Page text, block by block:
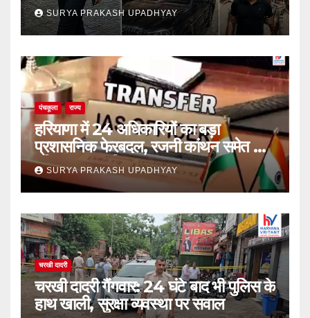
SURYA PRAKASH UPADHYAY
पंचकूला राज्य
हरियाणा में 24 अधिकारियों का बड़ा
प्रशासनिक फेरबदल, रजनी कांथन समेत कई
वरिष्ठ IAS शामिल
SURYA PRAKASH UPADHYAY
चरखी दादरी
चरखी दादरी गैंगवार: 24 घंटे बाद भी पुलिस के
हाथ खाली, सुरक्षा व्यवस्था पर सवाल